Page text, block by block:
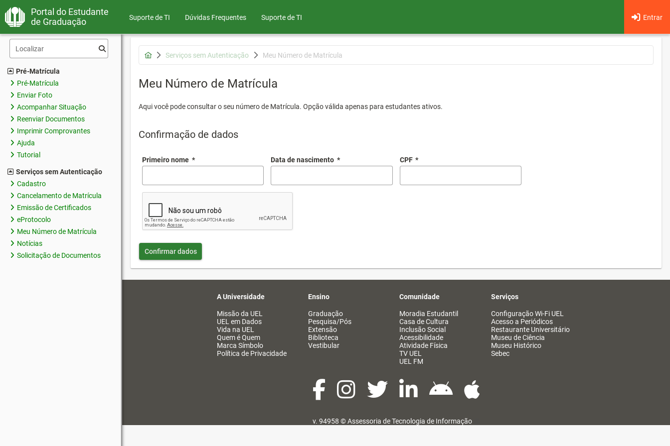
Portal do Estudante
de Graduação
Suporte de TI Dúvidas Frequentes Entrar
Suporte de TI
Pré-Matrícula
Pré-Matrícula
Enviar Foto
Acompanhar Situação
Reenviar Documentos
Imprimir Comprovantes
Ajuda
Tutorial
Serviços sem Autenticação
Cadastro
Cancelamento de Matrícula
Emissão de Certificados
eProtocolo
Meu Número de Matrícula
Notícias
Solicitação de Documentos
Serviços sem Autenticação Meu Número de Matrícula
Meu Número de Matrícula
Aqui você pode consultar o seu número de Matrícula. Opção válida apenas para estudantes ativos.
Confirmação de dados
Primeiro nome * Data de nascimento * CPF *
Confirmar dados
A Universidade
Missão da UEL
UEL em Dados
Vida na UEL
Quem é Quem
Marca Símbolo
Política de Privacidade
Ensino
Graduação
Pesquisa/Pós
Extensão
Biblioteca
Vestibular
Comunidade
Moradia Estudantil
Casa de Cultura
Inclusão Social
Acessibilidade
Atividade Física
TV UEL
UEL FM
Serviços
Configuração Wi-Fi UEL
Acesso a Periódicos
Restaurante Universitário
Museu de Ciência
Museu Histórico
Sebec
v. 94958 ©Assessoria de Tecnologia de Informação